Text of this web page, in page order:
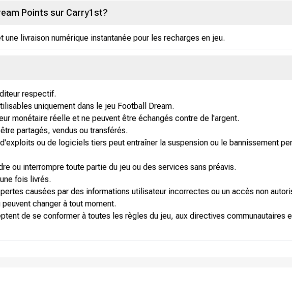
Points sur Carry1st?
livraison numérique instantanée pour les recharges en jeu.
respectif.
uniquement dans le jeu Football Dream.
monétaire réelle et ne peuvent être échangés contre de l'argent.
partagés, vendus ou transférés.
ou de logiciels tiers peut entraîner la suspension ou le bannissement
ou interrompre toute partie du jeu ou des services sans préavis.
fois livrés.
causées par des informations utilisateur incorrectes ou un accès non
changer à tout moment.
de se conformer à toutes les règles du jeu, aux directives communautaires